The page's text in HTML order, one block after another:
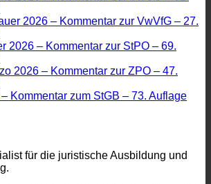
2026 – Kommentar zur VwVfG – 27.
2026 – Kommentar zur StPO – 69.
2026 – Kommentar zur ZPO – 47.
Kommentar zum StGB – 73. Auflage
für die juristische Ausbildung und